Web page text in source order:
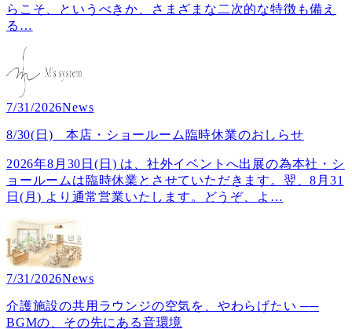
らこそ、というべきか、さまざまな二次的な特徴も備え
る …
7/31/2026News
8/30(日) 本店・ショールーム臨時休業のおしらせ
2026年8月30日(日) は、社外イベントへ出展の為本社・シ
ョールームは臨時休業とさせていただきます。翌、8月31
日(月) より通常営業いたします。どうぞ、よ …
7/31/2026News
介護施設の共用ラウンジの空気を、やわらげたい ──
BGMの、その先にある音環境